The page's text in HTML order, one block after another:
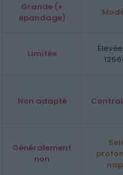
Grande (+
épandage)
Limitée
Non adapté
Généralement
non